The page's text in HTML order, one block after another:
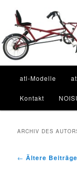
Inhalt
wechseln
sekundären
Inhalt
wechseln
atl-Modelle
Kontakt
ARCHIV DES
Beitragsnavigation
← Ältere Beiträge